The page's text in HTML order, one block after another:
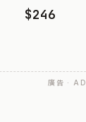
$246
廣告 · AD